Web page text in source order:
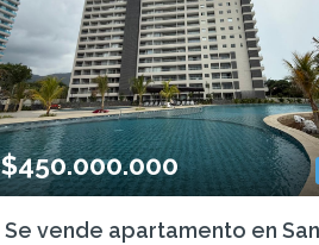
$450.000.000